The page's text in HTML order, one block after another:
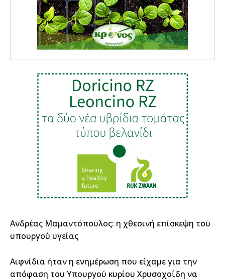
Ανδρέας Μαμαντόπουλος: η χθεσινή επίσκεψη του
υπουργού υγείας
Αιφνίδια ήταν η ενημέρωση που είχαμε για την
απόφαση του Υπουργού κυρίου Χρυσοχοΐδη να